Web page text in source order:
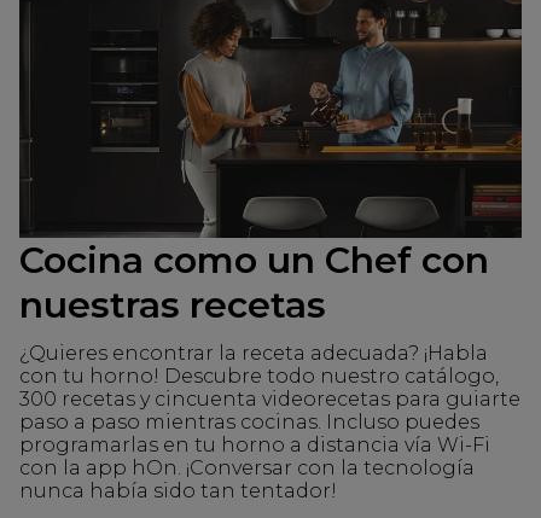
Cocina como un Chef con
nuestras recetas
¿Quieres encontrar la receta adecuada? ¡Habla
con tu horno! Descubre todo nuestro catálogo,
300 recetas y cincuenta videorecetas para guiarte
paso a paso mientras cocinas. Incluso puedes
programarlas en tu horno a distancia vía Wi-Fi
con la app hOn. ¡Conversar con la tecnología
nunca había sido tan tentador!